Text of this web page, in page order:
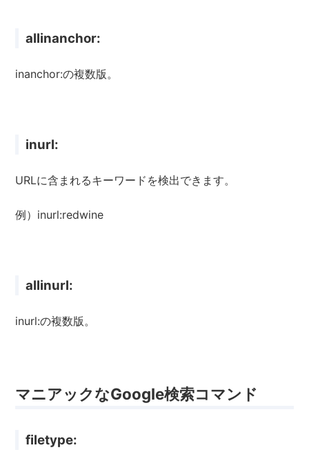
allinanchor:
inanchor:の複数版。
inurl:
URLに含まれるキーワードを検出できます。
例）inurl:redwine
allinurl:
inurl:の複数版。
マニアックなGoogle検索コマンド
filetype: